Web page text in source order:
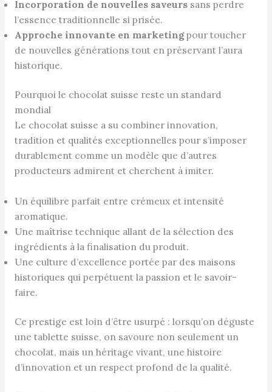
Incorporation de nouvelles saveurssans perdre
l’essence traditionnelle si prisée.
Approche innovante en marketingpour toucher
de nouvelles générations tout en préservant l’aura
historique.
Pourquoi le chocolat suisse reste un standard
mondial
Le chocolat suisse a su combiner innovation,
tradition et qualités exceptionnelles pour s’imposer
durablement comme un modèle que d’autres
producteurs admirent et cherchent à imiter.
Un équilibre parfait entre crémeux et intensité
aromatique.
Une maîtrise technique allant de la sélection des
ingrédients à la finalisation du produit.
Une culture d’excellence portée par des maisons
historiques qui perpétuent la passion et le savoir-
faire.
Ce prestige est loin d’être usurpé : lorsqu’on déguste
une tablette suisse, on savoure non seulement un
chocolat, mais un héritage vivant, une histoire
d’innovation et un respect profond de la qualité.